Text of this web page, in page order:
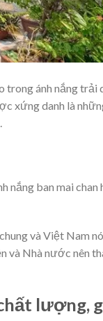
trong ánh nắng trải
xứng danh là
nắng ban mai chan
và Việt Nam
và Nhà nước nên
lượng,